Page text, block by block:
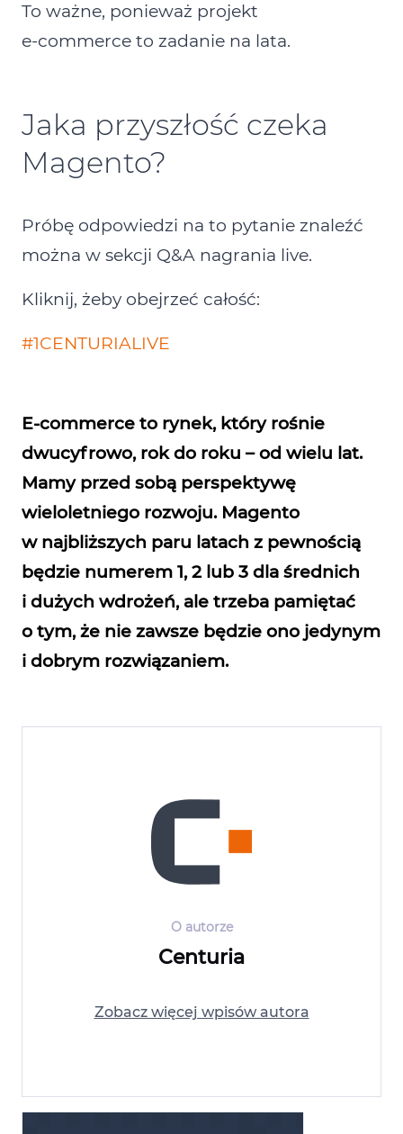
To ważne, ponieważ projekt
e‑commerce to zadanie na lata.
Jaka przyszłość czeka
Magento?
Próbę odpowiedzi na to pytanie znaleźć
można w sekcji Q&A nagrania live.
Kliknij, żeby obejrzeć całość:
#1CENTURIALIVE
E‑commerce to rynek, który rośnie
dwucyfrowo, rok do roku – od wielu lat.
Mamy przed sobą perspektywę
wieloletniego rozwoju. Magento
w najbliższych paru latach z pewnością
będzie numerem 1, 2 lub 3 dla średnich
i dużych wdrożeń, ale trzeba pamiętać
o tym, że nie zawsze będzie ono jedynym
i dobrym rozwiązaniem.
O autorze
Centuria
Zobacz więcej wpisów autora